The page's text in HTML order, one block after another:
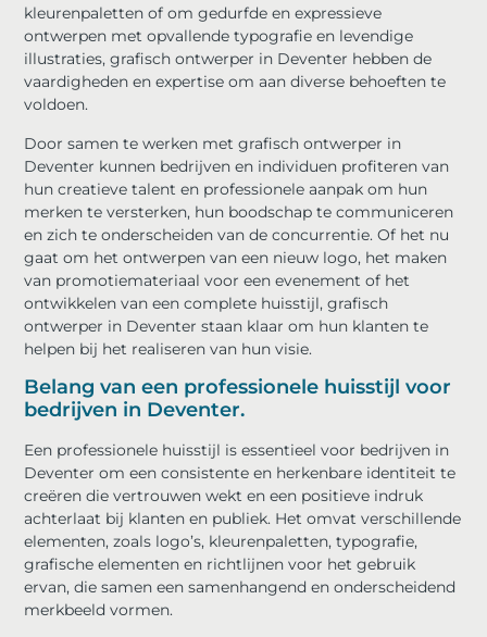
kleurenpaletten of om gedurfde en expressieve
ontwerpen met opvallende typografie en levendige
illustraties, grafisch ontwerper in Deventer hebben de
vaardigheden en expertise om aan diverse behoeften te
voldoen.
Door samen te werken met grafisch ontwerper in
Deventer kunnen bedrijven en individuen profiteren van
hun creatieve talent en professionele aanpak om hun
merken te versterken, hun boodschap te communiceren
en zich te onderscheiden van de concurrentie. Of het nu
gaat om het ontwerpen van een nieuw logo, het maken
van promotiemateriaal voor een evenement of het
ontwikkelen van een complete huisstijl, grafisch
ontwerper in Deventer staan klaar om hun klanten te
helpen bij het realiseren van hun visie.
Belang van een professionele huisstijl voor
bedrijven in Deventer.
Een professionele huisstijl is essentieel voor bedrijven in
Deventer om een consistente en herkenbare identiteit te
creëren die vertrouwen wekt en een positieve indruk
achterlaat bij klanten en publiek. Het omvat verschillende
elementen, zoals logo’s, kleurenpaletten, typografie,
grafische elementen en richtlijnen voor het gebruik
ervan, die samen een samenhangend en onderscheidend
merkbeeld vormen.